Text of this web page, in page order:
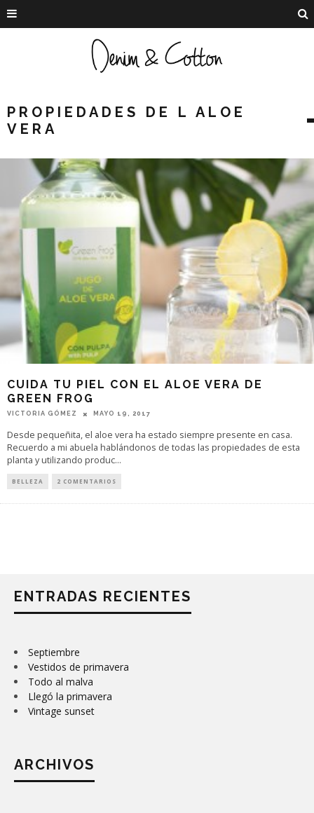
PROPIEDADES DE L ALOE
VERA
CUIDA TU PIEL CON EL ALOE VERA DE
GREEN FROG
VICTORIA GÓMEZ MAYO 19, 2017
Desde pequeñita, el aloe vera ha estado siempre presente en casa.
Recuerdo a mi abuela hablándonos de todas las propiedades de esta
planta y utilizando produc...
BELLEZA 2 COMENTARIOS
ENTRADAS RECIENTES
Septiembre
Vestidos de primavera
Todo al malva
Llegó la primavera
Vintage sunset
ARCHIVOS